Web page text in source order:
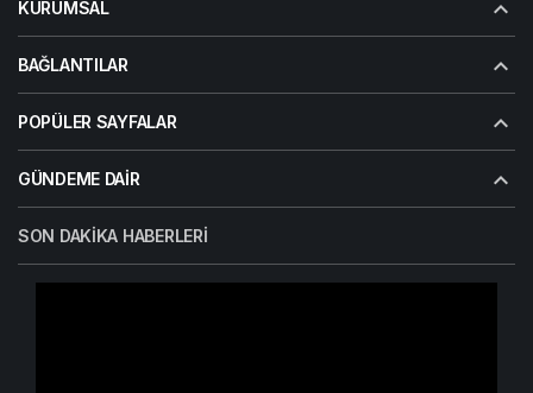
KURUMSAL
BAĞLANTILAR
POPÜLER SAYFALAR
GÜNDEME DAIR